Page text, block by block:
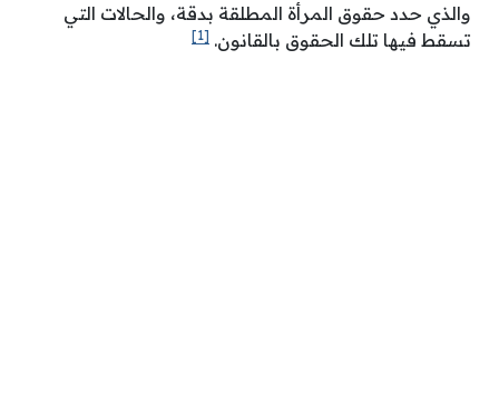
والذي حدد حقوق المرأة المطلقة بدقة، والحالات التي
تسقط فيها تلك الحقوق بالقانون. [1]